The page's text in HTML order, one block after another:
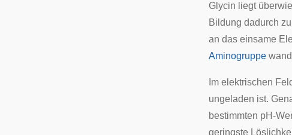
Glycin liegt
Bildung dadurch
an das einsame
Aminogruppe
Im elektrischen
ungeladen ist.
bestimmten pH-
geringste